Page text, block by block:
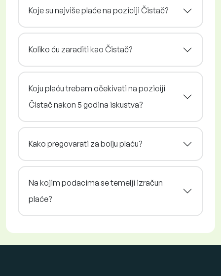
Koje su najviše plaće na poziciji Čistač?
Koliko ću zaraditi kao Čistač?
Koju plaću trebam očekivati na poziciji
Čistač nakon 5 godina iskustva?
Kako pregovarati za bolju plaću?
Na kojim podacima se temelji izračun
plaće?